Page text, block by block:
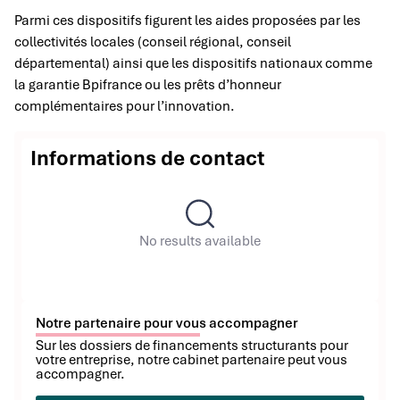
Parmi ces dispositifs figurent les aides proposées par les
collectivités locales (conseil régional, conseil
départemental) ainsi que les dispositifs nationaux comme
la garantie Bpifrance ou les prêts d’honneur
complémentaires pour l’innovation.
Informations de contact
No results available
Notre partenaire pour vous accompagner
Sur les dossiers de financements structurants pour
votre entreprise, notre cabinet partenaire peut vous
accompagner.